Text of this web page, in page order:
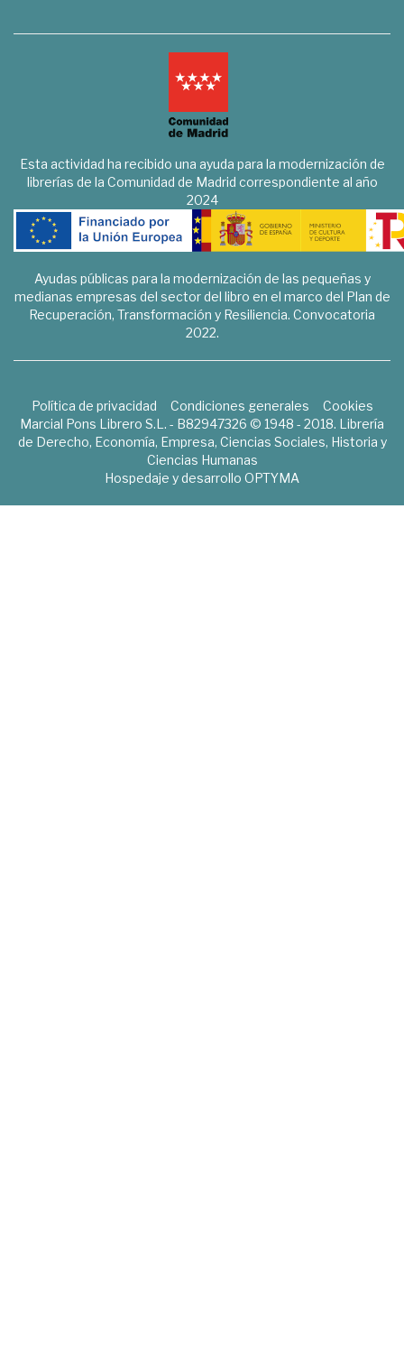
Esta actividad ha recibido una ayuda para la modernización de
librerías de la Comunidad de Madrid correspondiente al año
2024
Ayudas públicas para la modernización de las pequeñas y
medianas empresas del sector del libro en el marco del Plan de
Recuperación, Transformación y Resiliencia. Convocatoria
2022.
Política de privacidad Condiciones generales
Cookies
Marcial Pons Librero S.L. - B82947326 © 1948 - 2018. Librería
de Derecho, Economía, Empresa, Ciencias Sociales, Historia y
Ciencias Humanas
Hospedaje y desarrollo OPTYMA